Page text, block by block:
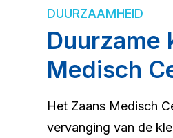
DUURZAAMHEID
Duurzame
Medisch
Het Zaans Medisch
vervanging van de